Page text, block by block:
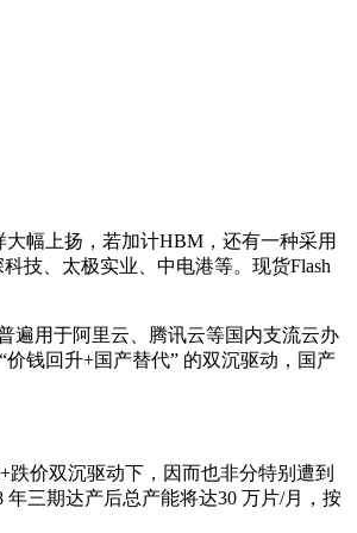
幅上扬，若加计HBM，还有一种采用
技、太极实业、中电港等。现货Flash
遍用于阿里云、腾讯云等国内支流云办
钱回升+国产替代” 的双沉驱动，国产
价双沉驱动下，因而也非分特别遭到
三期达产后总产能将达30 万片/月，按